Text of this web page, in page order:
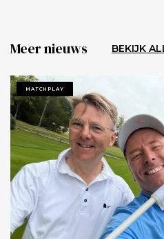
Meer nieuws BEKIJK
MATCHPLAY